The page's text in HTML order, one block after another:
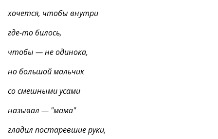
хочется, чтобы внутри
где-то билось,
чтобы — не одинока,
но большой мальчик
со смешными усами
называл — "мама"
гладил постаревшие руки,